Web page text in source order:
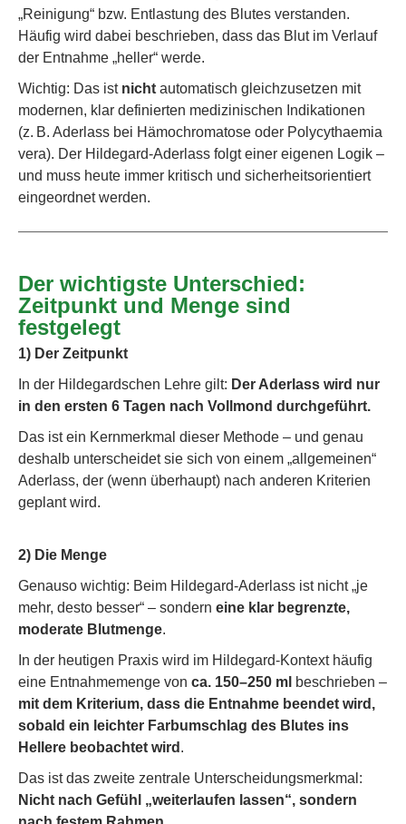
„Reinigung“ bzw. Entlastung des Blutes verstanden.
Häufig wird dabei beschrieben, dass das Blut im Verlauf
der Entnahme „heller“ werde.
Wichtig: Das ist nicht automatisch gleichzusetzen mit
modernen, klar definierten medizinischen Indikationen
(z. B. Aderlass bei Hämochromatose oder Polycythaemia
vera). Der Hildegard-Aderlass folgt einer eigenen Logik –
und muss heute immer kritisch und sicherheitsorientiert
eingeordnet werden.
Der wichtigste Unterschied:
Zeitpunkt und Menge sind
festgelegt
1) Der Zeitpunkt
In der Hildegardschen Lehre gilt: Der Aderlass wird nur
in den ersten 6 Tagen nach Vollmond durchgeführt.
Das ist ein Kernmerkmal dieser Methode – und genau
deshalb unterscheidet sie sich von einem „allgemeinen“
Aderlass, der (wenn überhaupt) nach anderen Kriterien
geplant wird.
2) Die Menge
Genauso wichtig: Beim Hildegard-Aderlass ist nicht „je
mehr, desto besser“ – sondern eine klar begrenzte,
moderate Blutmenge.
In der heutigen Praxis wird im Hildegard-Kontext häufig
eine Entnahmemenge von ca. 150–250 ml beschrieben –
mit dem Kriterium, dass die Entnahme beendet wird,
sobald ein leichter Farbumschlag des Blutes ins
Hellere beobachtet wird .
Das ist das zweite zentrale Unterscheidungsmerkmal:
Nicht nach Gefühl „weiterlaufen lassen“, sondern